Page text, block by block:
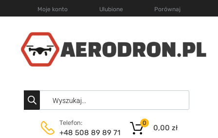
Moje konto Ulubione Porównaj
Telefon:
+48 508 89 89 71
0,00 zł
0